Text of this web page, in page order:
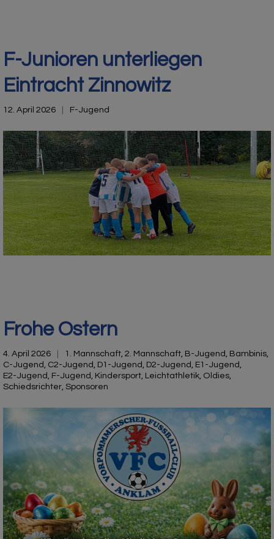
F-Junioren unterliegen
Eintracht Zinnowitz
12. April 2026 F-Jugend
Frohe Ostern
4. April 2026 1. Mannschaft 2. Mannschaft B-Jugend Bambinis
C-Jugend C2-Jugend D1-Jugend D2-Jugend E1-Jugend
E2-Jugend F-Jugend Kindersport Leichtathletik Oldies
Schiedsrichter Sponsoren